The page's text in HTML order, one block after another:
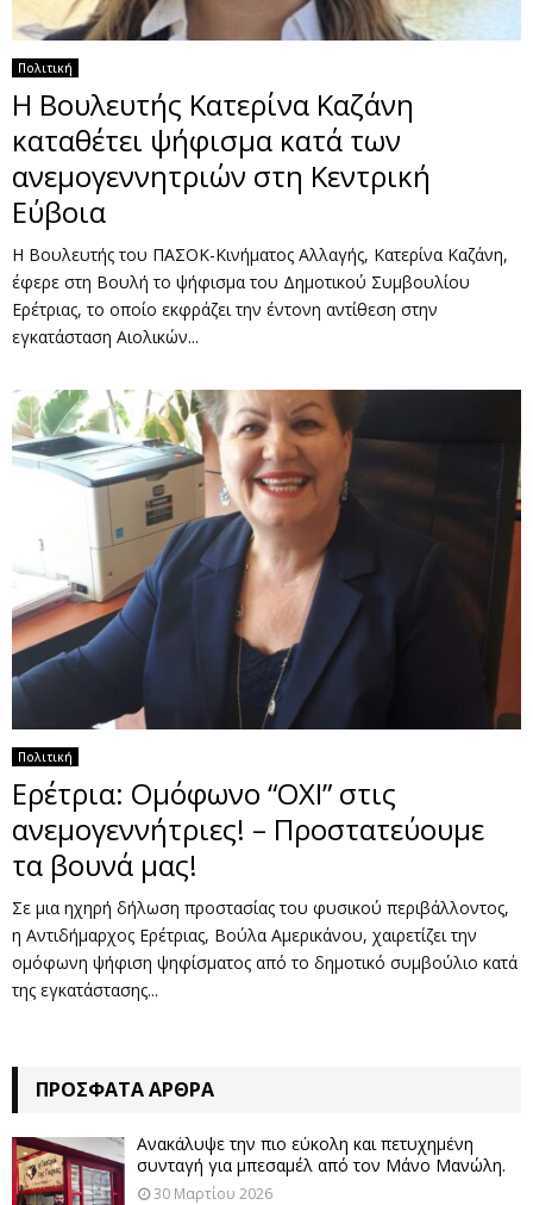
Πολιτική
Η Βουλευτής Κατερίνα Καζάνη
καταθέτει ψήφισμα κατά των
ανεμογεννητριών στη Κεντρική
Εύβοια
Η Βουλευτής του ΠΑΣΟΚ-Κινήματος Αλλαγής, Κατερίνα Καζάνη,
έφερε στη Βουλή το ψήφισμα του Δημοτικού Συμβουλίου
Ερέτριας, το οποίο εκφράζει την έντονη αντίθεση στην
εγκατάσταση Αιολικών...
Πολιτική
Ερέτρια: Ομόφωνο “ΟΧΙ” στις
ανεμογεννήτριες! – Προστατεύουμε
τα βουνά μας!
Σε μια ηχηρή δήλωση προστασίας του φυσικού περιβάλλοντος,
η Αντιδήμαρχος Ερέτριας, Βούλα Αμερικάνου, χαιρετίζει την
ομόφωνη ψήφιση ψηφίσματος από το δημοτικό συμβούλιο κατά
της εγκατάστασης...
ΠΡΌΣΦΑΤΑ ΆΡΘΡΑ
Ανακάλυψε την πιο εύκολη και πετυχημένη
συνταγή για μπεσαμέλ από τον Μάνο Μανώλη.
30 Μαρτίου 2026